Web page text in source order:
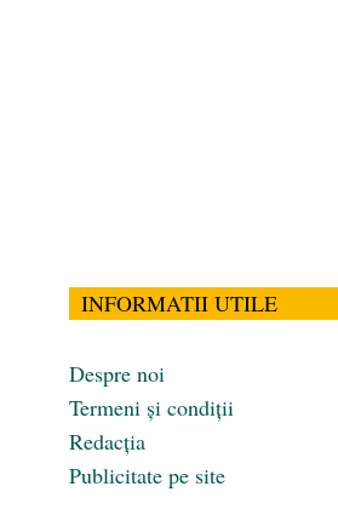
INFORMATII UTILE
Despre noi
Termeni și condiții
Redacția
Publicitate pe site